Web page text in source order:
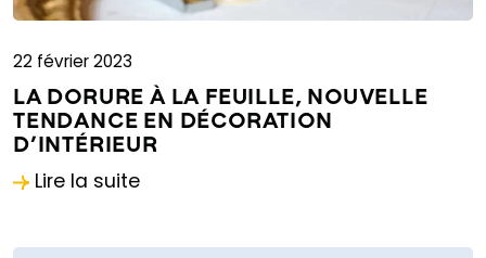
22 février 2023
LA DORURE À LA FEUILLE, NOUVELLE
TENDANCE EN DÉCORATION
D’INTÉRIEUR
Lire la suite